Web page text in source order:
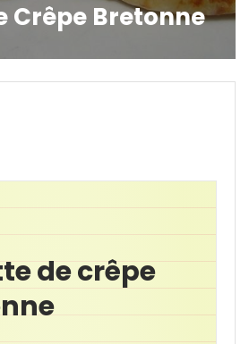
Crêpe Bretonne
de crêpe